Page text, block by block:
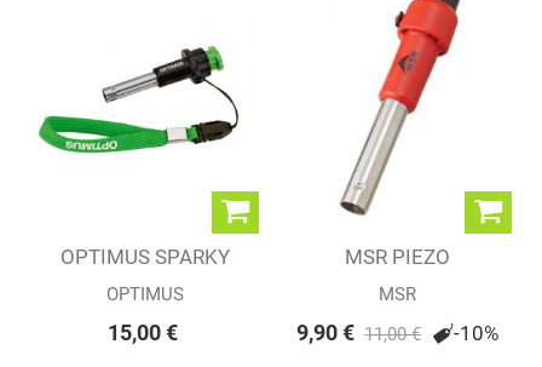
OPTIMUS SPARKY
OPTIMUS
15,00 €
MSR PIEZO
MSR
9,90 € 11,00 € -10%